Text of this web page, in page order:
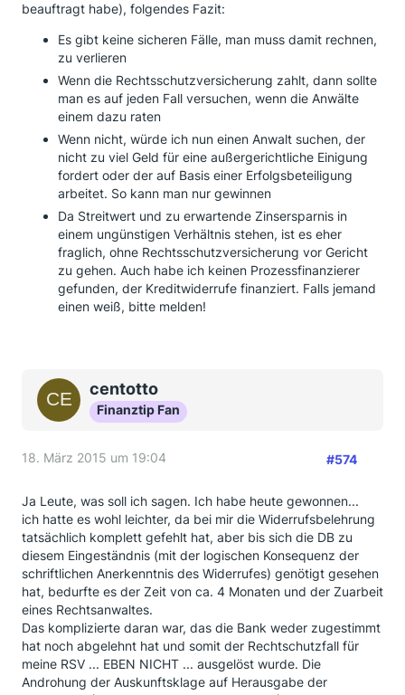
beauftragt habe), folgendes Fazit:
Es gibt keine sicheren Fälle, man muss damit rechnen,
zu verlieren
Wenn die Rechtsschutzversicherung zahlt, dann sollte
man es auf jeden Fall versuchen, wenn die Anwälte
einem dazu raten
Wenn nicht, würde ich nun einen Anwalt suchen, der
nicht zu viel Geld für eine außergerichtliche Einigung
fordert oder der auf Basis einer Erfolgsbeteiligung
arbeitet. So kann man nur gewinnen
Da Streitwert und zu erwartende Zinsersparnis in
einem ungünstigen Verhältnis stehen, ist es eher
fraglich, ohne Rechtsschutzversicherung vor Gericht
zu gehen. Auch habe ich keinen Prozessfinanzierer
gefunden, der Kreditwiderrufe finanziert. Falls jemand
einen weiß, bitte melden!
centotto
Finanztip Fan
18. März 2015 um 19:04 #574
Ja Leute, was soll ich sagen. Ich habe heute gewonnen...
ich hatte es wohl leichter, da bei mir die Widerrufsbelehrung
tatsächlich komplett gefehlt hat, aber bis sich die DB zu
diesem Eingeständnis (mit der logischen Konsequenz der
schriftlichen Anerkenntnis des Widerrufes) genötigt gesehen
hat, bedurfte es der Zeit von ca. 4 Monaten und der Zuarbeit
eines Rechtsanwaltes.
Das komplizierte daran war, das die Bank weder zugestimmt
hat noch abgelehnt hat und somit der Rechtschutzfall für
meine RSV ... EBEN NICHT ... ausgelöst wurde. Die
Androhung der Auskunftsklage auf Herausgabe der